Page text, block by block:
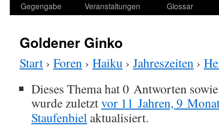
Gegengabe
Veranstaltungen
Glossar
Goldener Ginko
Start › Foren › Haiku › Jahreszeiten ›
Dieses Thema hat 0 Antworten
wurde zuletztvor 11 Jahren, 9
Staufenbiel aktualisiert.